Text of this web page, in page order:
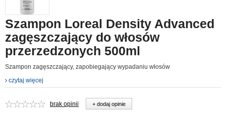
Szampon Loreal Density Advanced
zagęszczający do włosów
przerzedzonych 500ml
Szampon zagęszczający, zapobiegający wypadaniu włosów
czytaj więcej
brak opinii + dodaj opinie